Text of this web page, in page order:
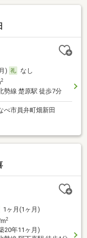
)
なし
2
勢線 楚原駅 徒歩7分
べ市員弁町畑新田
1ヶ月(1ヶ月)
2
20年11ヶ月)